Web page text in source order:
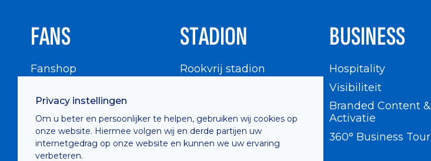
Privacy instellingen
Om u beter en persoonlijker te helpen, gebruiken wij cookies op
onze website. Hiermee volgen wij en derde partijen uw
internetgedrag op onze website en kunnen we uw ervaring
verbeteren.
FANS
Fanshop
Supportersraad
Buffalo Kids Club
Supportersfederatie
STADION
Rookvrij stadion
BUSINESS
Hospitality
Visibiliteit
Branded Content &
Activatie
360° Business Tour